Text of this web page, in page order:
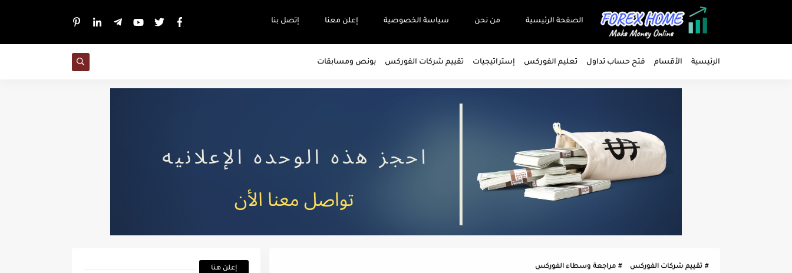
الصفحة الرئيسية من نحن سياسة الخصوصية إعلن معنا إتصل بنا
الرئيسية الأقسام فتح حساب تداول تعليم الفوركس إستراتيجيات تقييم شركات الفوركس بونص ومسابقات
تقييم شركات الفوركس مراجعة وسطاء الفوركس إعلن هنا